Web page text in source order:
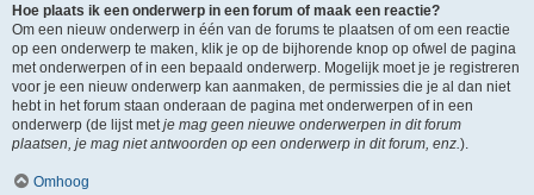
Hoe plaats ik een onderwerp in een forum of maak een reactie?
Om een nieuw onderwerp in één van de forums te plaatsen of om een reactie
op een onderwerp te maken, klik je op de bijhorende knop op ofwel de pagina
met onderwerpen of in een bepaald onderwerp. Mogelijk moet je je registreren
voor je een nieuw onderwerp kan aanmaken, de permissies die je al dan niet
hebt in het forum staan onderaan de pagina met onderwerpen of in een
onderwerp (de lijst met je mag geen nieuwe onderwerpen in dit forum
plaatsen, je mag niet antwoorden op een onderwerp in dit forum, enz. ).
Omhoog